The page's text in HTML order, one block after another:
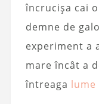
încrucișa cai
demne de
experiment a
mare încât a
întreaga lume